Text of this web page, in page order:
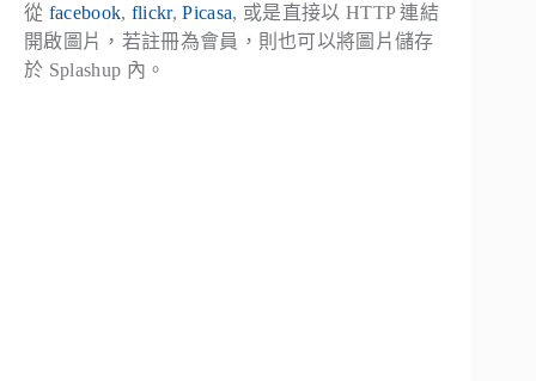
從 facebook, flickr,Picasa, 或是直接以 HTTP 連結
開啟圖片，若註冊為會員，則也可以將圖片儲存
於 Splashup 內。